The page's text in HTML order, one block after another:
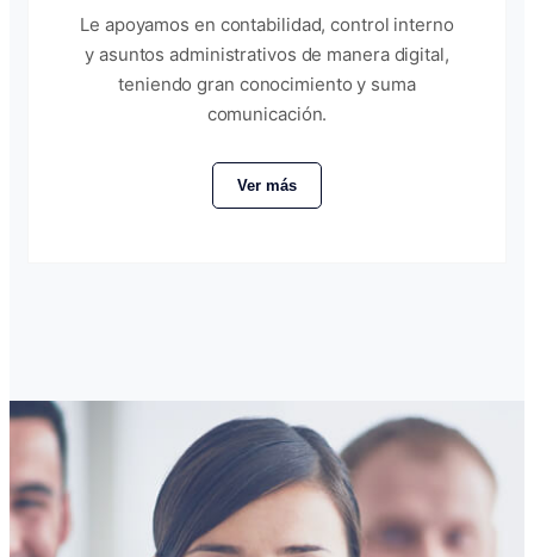
Le apoyamos en contabilidad, control interno
y asuntos administrativos de manera digital,
teniendo gran conocimiento y suma
comunicación.
Ver más